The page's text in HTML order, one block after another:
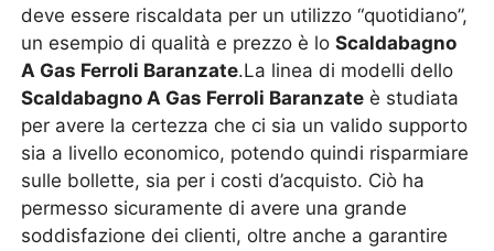
deve essere riscaldata per un utilizzo “quotidiano”,
un esempio di qualità e prezzo è loScaldabagno
A Gas Ferroli Baranzate.La linea di modelli dello
Scaldabagno A Gas Ferroli Baranzate è studiata
per avere la certezza che ci sia un valido supporto
sia a livello economico, potendo quindi risparmiare
sulle bollette, sia per i costi d’acquisto. Ciò ha
permesso sicuramente di avere una grande
soddisfazione dei clienti, oltre anche a garantire